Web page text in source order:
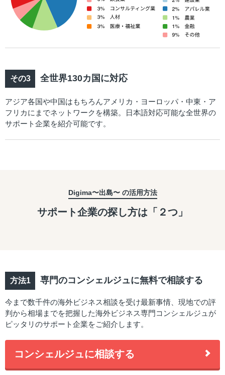
全世界130カ国に対応
アジア各国や中国はもちろんアメリカ・ヨーロッパ・中東・ア
フリカにまでネットワークを構築。日本語対応可能な全世界の
サポート企業を紹介可能です。
Digima〜出島〜 の活用方法
サポート企業の探し方は「２つ」
専門のコンシェルジュに無料で相談する
今まで数千件の海外ビジネス相談を受け最新事情、現地での評
判から相場までを把握した海外ビジネス専門コンシェルジュが
ピッタリのサポート企業をご紹介します。
コンシェルジュに相談する